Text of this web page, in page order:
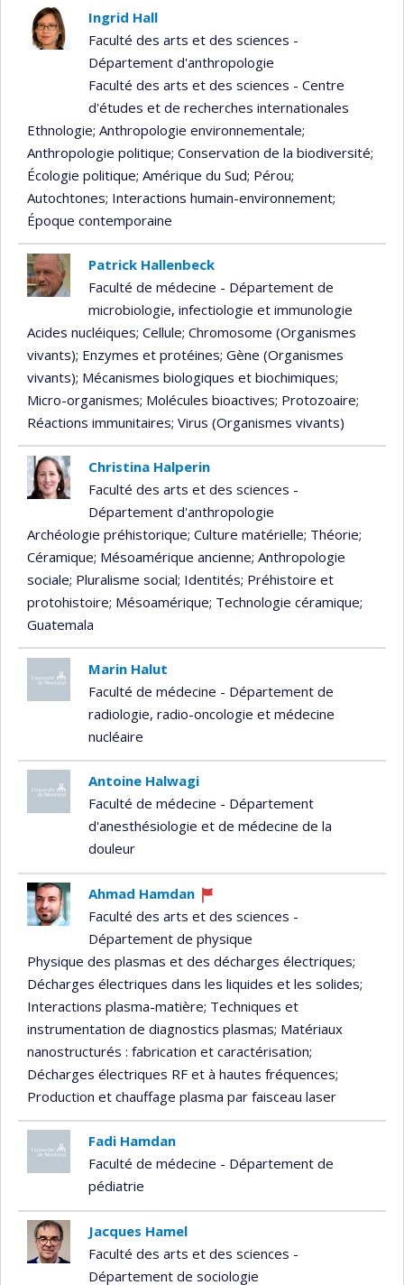
Ingrid Hall
Faculté des arts et des sciences -
Département d'anthropologie
Faculté des arts et des sciences - Centre
d'études et de recherches internationales
Ethnologie; Anthropologie environnementale;
Anthropologie politique; Conservation de la biodiversité;
Écologie politique; Amérique du Sud; Pérou;
Autochtones; Interactions humain-environnement;
Époque contemporaine
Patrick Hallenbeck
Faculté de médecine - Département de
microbiologie, infectiologie et immunologie
Acides nucléiques; Cellule; Chromosome (Organismes
vivants); Enzymes et protéines; Gène (Organismes
vivants); Mécanismes biologiques et biochimiques;
Micro-organismes; Molécules bioactives; Protozoaire;
Réactions immunitaires; Virus (Organismes vivants)
Christina Halperin
Faculté des arts et des sciences -
Département d'anthropologie
Archéologie préhistorique; Culture matérielle; Théorie;
Céramique; Mésoamérique ancienne; Anthropologie
sociale; Pluralisme social; Identités; Préhistoire et
protohistoire; Mésoamérique; Technologie céramique;
Guatemala
Marin Halut
Faculté de médecine - Département de
radiologie, radio-oncologie et médecine
nucléaire
Antoine Halwagi
Faculté de médecine - Département
d'anesthésiologie et de médecine de la
douleur
Ahmad Hamdan
Ce
professeur
recrute
Faculté des arts et des sciences -
Département de physique
Physique des plasmas et des décharges électriques;
Décharges électriques dans les liquides et les solides;
Interactions plasma-matière; Techniques et
instrumentation de diagnostics plasmas; Matériaux
nanostructurés : fabrication et caractérisation;
Décharges électriques RF et à hautes fréquences;
Production et chauffage plasma par faisceau laser
Fadi Hamdan
Faculté de médecine - Département de
pédiatrie
Jacques Hamel
Faculté des arts et des sciences -
Département de sociologie